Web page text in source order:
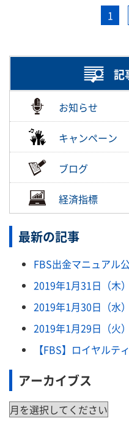
1
記
お知らせ
キャンペーン
ブログ
経済指標
最新の記事
FBS出金マニュアル
2019年1月31日（木
2019年1月30日（水
2019年1月29日（火
【FBS】ロイヤルテ
アーカイブス